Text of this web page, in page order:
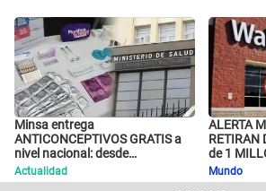
Minsa entrega
ANTICONCEPTIVOS GRATIS a
nivel nacional: desde
preservativos, implantes y DIU
hasta esta FECHA
Actualidad
ALERTA
RETIRAN
de 1
causar
usuarios
Mundo